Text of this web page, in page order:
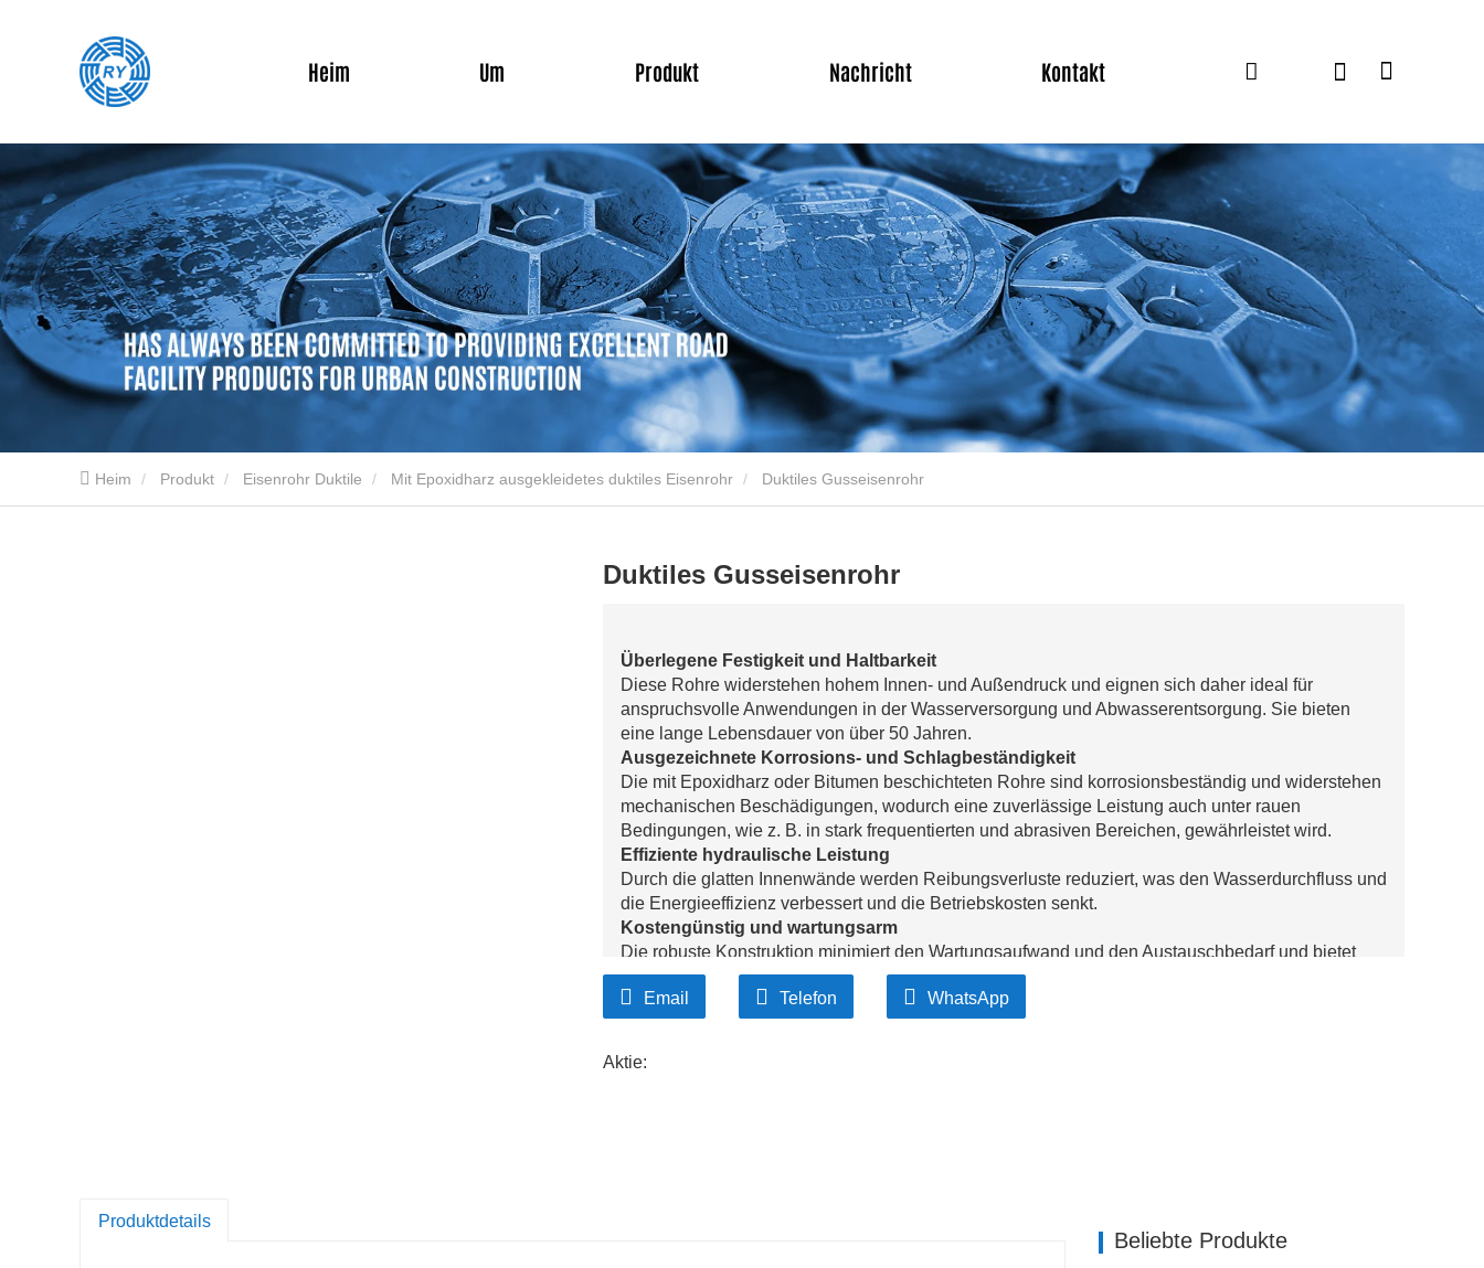
Heim Um Produkt Nachricht Kontakt
Heim Produkt Eisenrohr Duktile Mit Epoxidharz ausgekleidetes duktiles Eisenrohr Duktiles Gusseisenrohr
Duktiles Gusseisenrohr
Überlegene Festigkeit und Haltbarkeit
Diese Rohre widerstehen hohem Innen- und Außendruck und eignen sich daher ideal für
anspruchsvolle Anwendungen in der Wasserversorgung und Abwasserentsorgung. Sie bieten
eine lange Lebensdauer von über 50 Jahren.
Ausgezeichnete Korrosions- und Schlagbeständigkeit
Die mit Epoxidharz oder Bitumen beschichteten Rohre sind korrosionsbeständig und widerstehen
mechanischen Beschädigungen, wodurch eine zuverlässige Leistung auch unter rauen
Bedingungen, wie z. B. in stark frequentierten und abrasiven Bereichen, gewährleistet wird.
Effiziente hydraulische Leistung
Durch die glatten Innenwände werden Reibungsverluste reduziert, was den Wasserdurchfluss und
die Energieeffizienz verbessert und die Betriebskosten senkt.
Kostengünstig und wartungsarm
Die robuste Konstruktion minimiert den Wartungsaufwand und den Austauschbedarf und bietet
somit eine langfristige, kostengünstige Lösung für groß angelegte Infrastrukturprojekte.
Vielseitig und nachhaltig
Duktile Gusseisenrohre sind in verschiedenen Größen erhältlich, eignen sich für die
was die Nachhaltigkeitsbemühungen unterstützt.
Email Telefon WhatsApp
Aktie:
Produktdetails
Beliebte Produkte